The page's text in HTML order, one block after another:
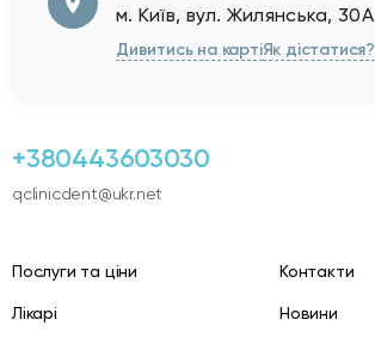
м. Київ, вул. Жилянська, 30А
Дивитись на картіЯк дістатися?
+380443603030
qclinicdent@ukr.net
Послуги та ціни
Лікарі
Контакти
Новини